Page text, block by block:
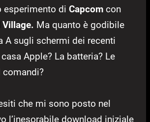
esperimento di Capcom con
Village. Ma quanto è godibile
A sugli schermi dei recenti
Apple? La batteria? Le
comandi?
che mi sono posto nel
l’inesorabile download iniziale